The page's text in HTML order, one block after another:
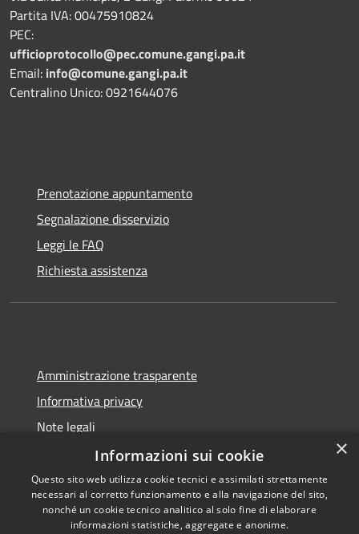
Partita IVA: 00475910824
PEC:
ufficioprotocollo@pec.comune.gangi.pa.it
Email: info@comune.gangi.pa.it
Centralino Unico: 0921644076
Prenotazione appuntamento
Segnalazione disservizio
Leggi le FAQ
Richiesta assistenza
Amministrazione trasparente
Informativa privacy
Note legali
Dichiarazione di accessibilità
×
Informazioni sui cookie
Questo sito web utilizza cookie tecnici e assimilati strettamente
necessari al corretto funzionamento e alla navigazione del sito,
nonché un cookie tecnico analitico al solo fine di elaborare
informazioni statistiche, aggregate e anonime.